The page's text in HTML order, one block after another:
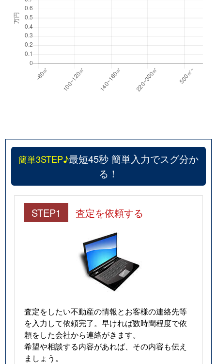
簡単3STEP♪最短45秒 簡単入力でスグ分か
る！
STEP1 査定を依頼する
査定をしたい不動産の情報とお客様の連絡先等
を入力して依頼完了。早ければ数時間程度で依
頼をした会社から連絡がきます。
希望や相談する内容があれば、その内容も伝え
ましょう。